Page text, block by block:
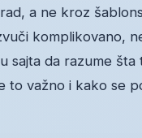
a ne kroz
komplikovano,
sajta da razume šta
to važno i kako se